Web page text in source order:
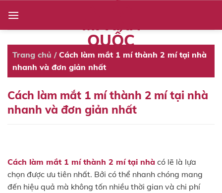
content
MÍ HÀN
QUỐC
Trang chủ / Cách làm mắt 1 mí thành 2 mí tại nhà
nhanh và đơn giản nhất
Cách làm mắt 1 mí thành 2 mí tại nhà
nhanh và đơn giản nhất
Cách làm mắt 1 mí thành 2 mí tại nhà có lẽ là lựa
chọn được ưu tiên nhất. Bởi có thể nhanh chóng mang
đến hiệu quả mà không tốn nhiều thời gian và chi phí